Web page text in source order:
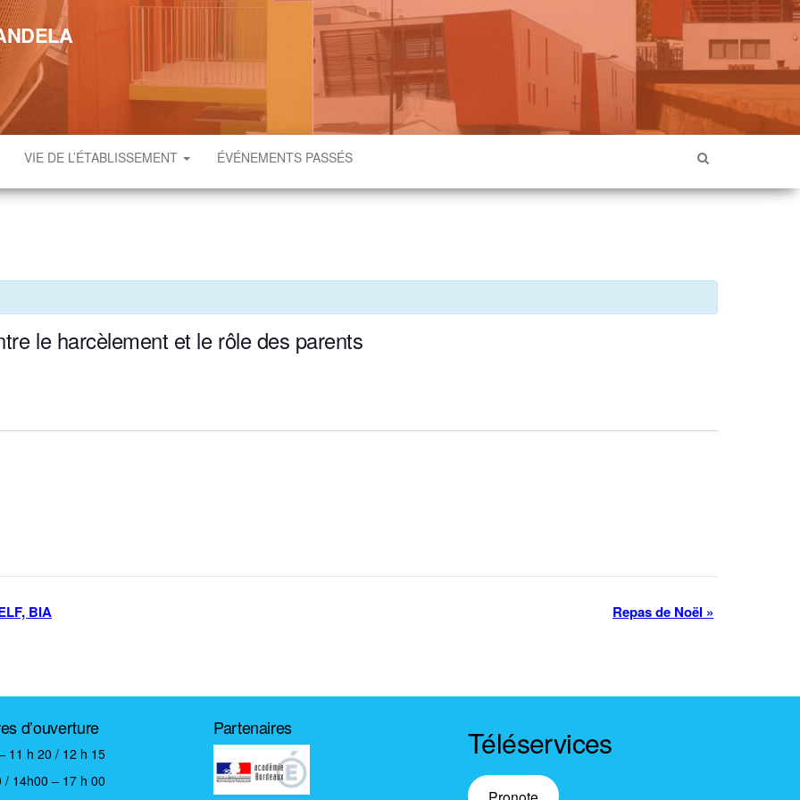
VIE DE L’ÉTABLISSEMENT ÉVÉNEMENTS PASSÉS
le harcèlement et le rôle des parents
BIA Repas de Noël »
d’ouverture
11 h 20 / 12 h 15
/ 14h00 – 17 h 00
Partenaires Téléservices
Pronote